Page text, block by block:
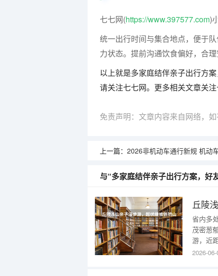
七七网(https://www.397577.com)
统一出行时间与集合地点，便于
力状态。提前沟通饮食偏好，合
以上就是多家庭结伴亲子出行方
请关注七七网。更多相关文章关
免责声明：文章内容来自网络，
上一篇： 2026非机动车通行新规 机动车与非机混行
与“多家庭结伴亲子出行方案，好
丘陵
省内多
茂密葱
游，近
省力，
2026-